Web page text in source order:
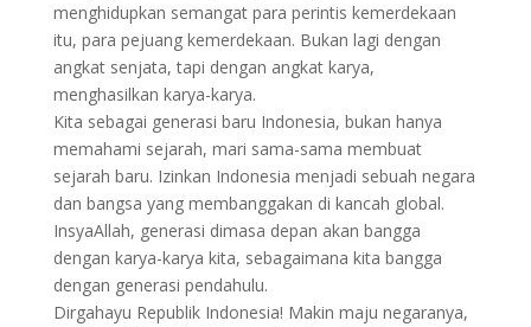
menghidupkan semangat para perintis kemerdekaan
itu, para pejuang kemerdekaan. Bukan lagi dengan
angkat senjata, tapi dengan angkat karya,
menghasilkan karya-karya.
Kita sebagai generasi baru Indonesia, bukan hanya
memahami sejarah, mari sama-sama membuat
sejarah baru. Izinkan Indonesia menjadi sebuah negara
dan bangsa yang membanggakan di kancah global.
InsyaAllah, generasi dimasa depan akan bangga
dengan karya-karya kita, sebagaimana kita bangga
dengan generasi pendahulu.
Dirgahayu Republik Indonesia! Makin maju negaranya,